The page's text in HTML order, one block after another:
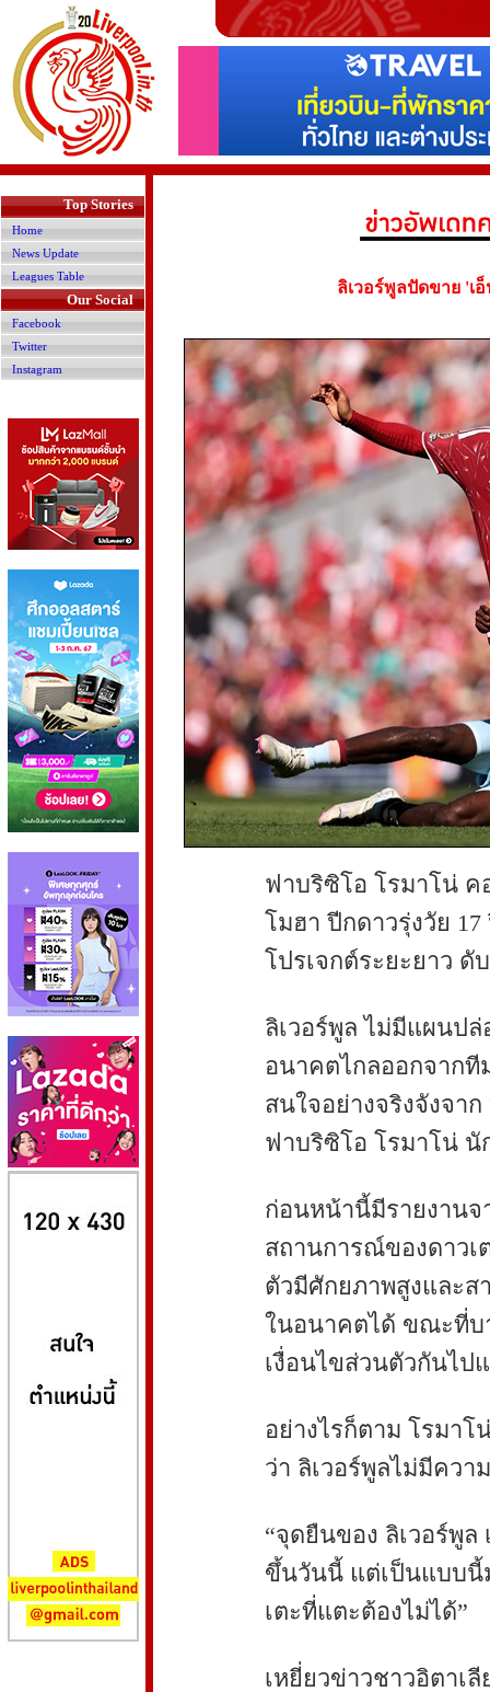
Top Stories
Home
News Update
Leagues Table
Our Social
Facebook
Twitter
Instagram
ลิเวอร์พูลปัดขาย 'เ
ฟาบริซิโอ โรมาโน่ ค
โมฮา ปีกดาวรุ่งวัย
โปรเจกต์ระยะยาว
ลิเวอร์พูล ไม่มีแผนปล่
อนาคตไกลออกจากที
สนใจอย่างจริงจังจา
ฟาบริซิโอ โรมาโน่
ก่อนหน้านี้มีรายงานจ
สถานการณ์ของดาวเ
ตัวมีศักยภาพสูงและ
ในอนาคตได้ ขณะที่บ
เงื่อนไขส่วนตัวกันไป
อย่างไรก็ตาม โรมา
ว่า ลิเวอร์พูลไม่มีคว
“จุดยืนของ ลิเวอร์พูล
ขึ้นวันนี้ แต่เป็นแบบนี้
เตะที่แตะต้องไม่ได้”
เหยี่ยวข่าวชาวอิตาเ